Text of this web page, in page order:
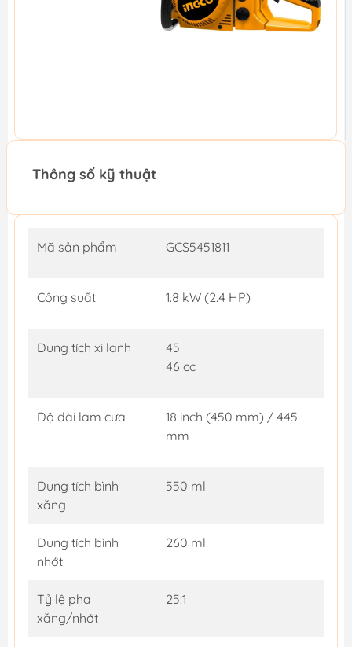
Thông số kỹ thuật
Mã sản phẩm GCS5451811
Công suất 1.8 kW (2.4 HP)
Dung tích xi lanh
45
46 cc
Độ dài lam cưa
18 inch (450 mm) / 445
mm
Dung tích bình
xăng
550 ml
Dung tích bình
nhớt
260 ml
Tỷ lệ pha
xăng/nhớt
25:1